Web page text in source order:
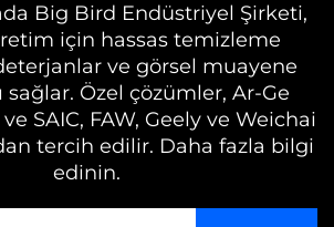
Big Bird Endüstriyel Şirketi,
için hassas temizleme
ve görsel muayene
sağlar. Özel çözümler, Ar-Ge
SAIC, FAW, Geely ve Weichai
tercih edilir. Daha fazla bilgi
edinin.